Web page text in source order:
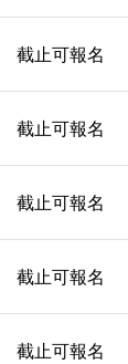
截止可報名
截止可報名
截止可報名
截止可報名
截止可報名